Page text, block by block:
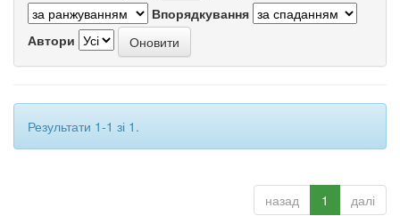
Впорядкування
Автори
Результати 1-1 зі 1.
назад 1 далі